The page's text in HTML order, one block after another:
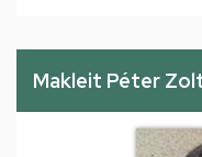
Makleit Péter